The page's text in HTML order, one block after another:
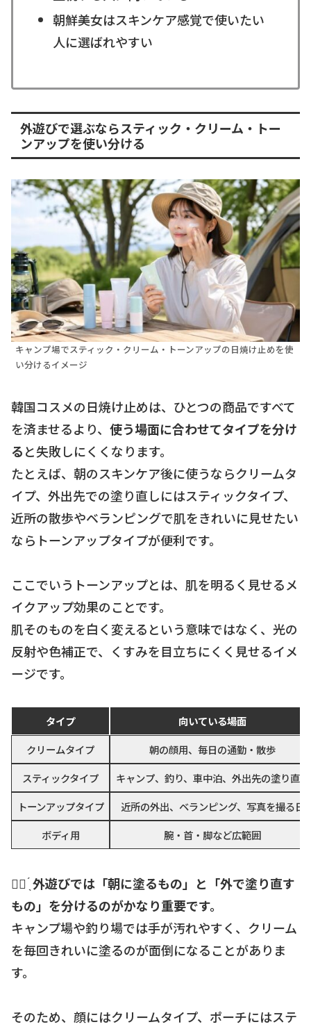
朝鮮美女はスキンケア感覚で使いたい
人に選ばれやすい
外遊びで選ぶならスティック・クリーム・トー
ンアップを使い分ける
キャンプ場でスティック・クリーム・トーンアップの日焼け止めを使
い分けるイメージ
韓国コスメの日焼け止めは、ひとつの商品ですべて
を済ませるより、 使う場面に合わせてタイプを分け
ると失敗しにくくなります。
たとえば、朝のスキンケア後に使うならクリームタ
イプ、外出先での塗り直しにはスティックタイプ、
近所の散歩やベランピングで肌をきれいに見せたい
ならトーンアップタイプが便利です。
ここでいうトーンアップとは、肌を明るく見せるメ
イクアップ効果のことです。
肌そのものを白く変えるという意味ではなく、光の
反射や色補正で、くすみを目立ちにくく見せるイメ
ージです。
タイプ
向いている場面
クリームタイプ
朝の顔用、毎日の通勤・散歩
スティックタイプ
キャンプ、釣り、車中泊、外出先の塗り直し
トーンアップタイプ
近所の外出、ベランピング、写真を撮る日
ボディ用
腕・首・脚など広範囲
☝🏻 ̖́外遊びでは「朝に塗るもの」と「外で塗り直す
もの」を分けるのがかなり重要です。
キャンプ場や釣り場では手が汚れやすく、クリーム
を毎回きれいに塗るのが面倒になることがありま
す。
そのため、顔にはクリームタイプ、ポーチにはステ